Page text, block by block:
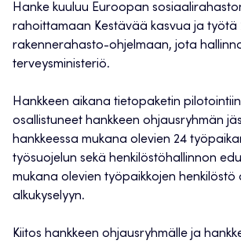
Hanke kuuluu Euroopan
rahoittamaan Kestävää kasvua ja työtä
rakennerahasto-ohjelmaan, jota
terveysministeriö.
Hankkeen aikana tietopaketin
osallistuneet hankkeen ohjausryhmän
hankkeessa mukana olevien 24
työsuojelun sekä henkilöstöhallinnon
mukana olevien työpaikkojen henkilöstö
alkukyselyyn.
Kiitos hankkeen ohjausryhmälle ja